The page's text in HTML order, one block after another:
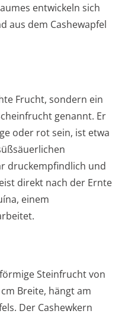
entwickeln sich
aus dem Cashewapfel
Frucht, sondern ein
genannt. Er
oder rot sein, ist etwa
druckempfindlich und
direkt nach der Ernte
einem
Steinfrucht von
Breite, hängt am
Der Cashewkern